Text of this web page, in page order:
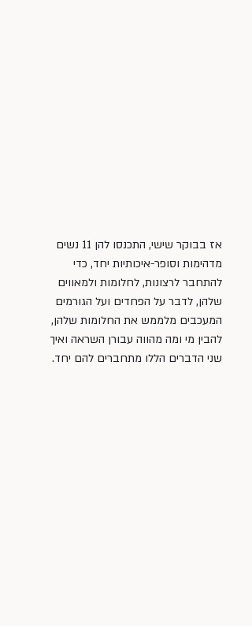
אז בבוקר שישי, התכנסו להן 11 נשים
מדהימות וסופר-איכותיות יחד, כדי
להתחבר לרצונות, לחלומות ולמאווים
שלהן, לדבר על הפחדים ועל הגורמים
המעכבים מלממש את החלומות שלהן,
להבין מי ומה מהווה עבורן השראה ואיך
שני הדברים הללו מתחברים להם יחד.